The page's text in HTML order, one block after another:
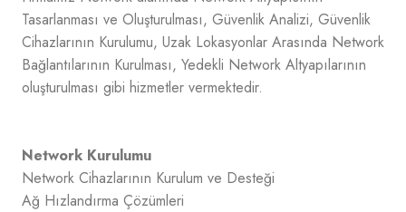
Tasarlanması ve Oluşturulması, Güvenlik Analizi, Güvenlik
Cihazlarının Kurulumu, Uzak Lokasyonlar Arasında Network
Bağlantılarının Kurulması, Yedekli Network Altyapılarının
oluşturulması gibi hizmetler vermektedir.
Network Kurulumu
Network Cihazlarının Kurulum ve Desteği
Ağ Hızlandırma Çözümleri